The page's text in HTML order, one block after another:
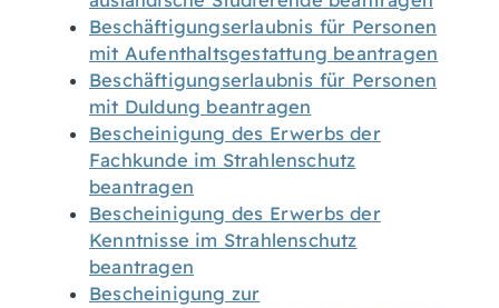
Beschäftigungserlaubnis für Personen
mit Aufenthaltsgestattung beantragen
Beschäftigungserlaubnis für Personen
mit Duldung beantragen
Bescheinigung des Erwerbs der
Fachkunde im Strahlenschutz
beantragen
Bescheinigung des Erwerbs der
Kenntnisse im Strahlenschutz
beantragen
Bescheinigung zur